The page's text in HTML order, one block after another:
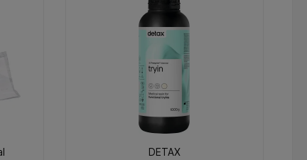
DETAX